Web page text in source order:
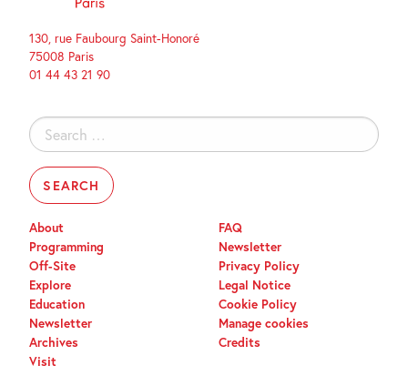
130, rue Faubourg Saint-Honoré
75008 Paris
01 44 43 21 90
Search
for:
About
Programming
Off-Site
Explore
Education
Newsletter
Archives
Visit
FAQ
Newsletter
Privacy Policy
Legal Notice
Cookie Policy
Manage cookies
Credits